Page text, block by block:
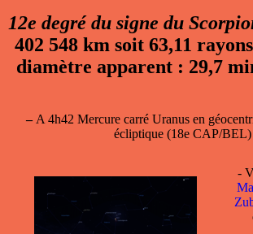
12e degré du signe du
402 548 km soit 63,11
diamètre apparent : 29,7
–A 4h42 Mercure carré Uranus en
écliptique (18e CAP/BEL)
-